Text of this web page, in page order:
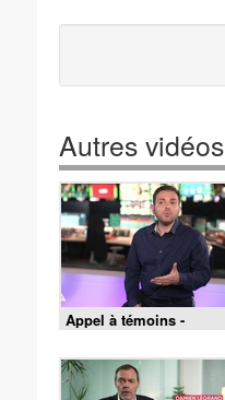
Autres vidéos
Appel à témoins -
Gaëtan Montier :
l'enquête continue